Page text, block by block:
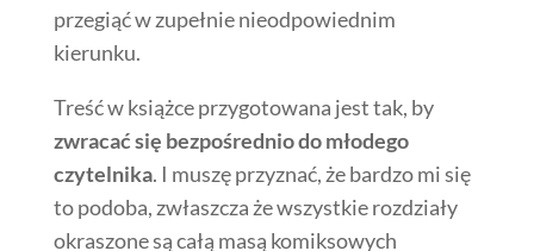
przegiąć w zupełnie nieodpowiednim
kierunku.
Treść w książce przygotowana jest tak, by
zwracać się bezpośrednio do młodego
czytelnika. I muszę przyznać, że bardzo mi się
to podoba, zwłaszcza że wszystkie rozdziały
okraszone są całą masą komiksowych